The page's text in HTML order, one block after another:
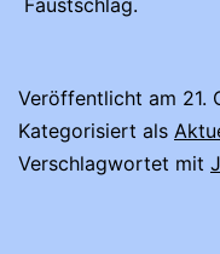
Veröffentlicht am 21.
Kategorisiert als
Verschlagwortet mit